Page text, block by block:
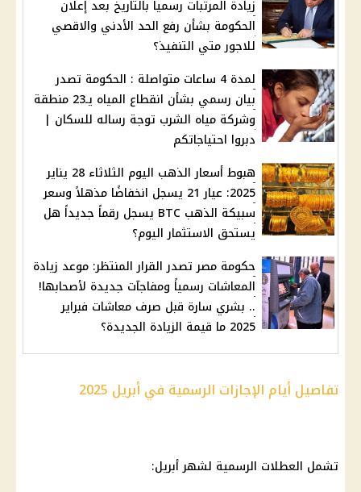
زيادة المرتبات رسمياً بالتاريخ بعد إعلان
الحكومة بشأن رفع الحد الأدني والاقصي
للاجور متي التنفيذ؟
لمدة 4 ساعات متواصلة : الحكومة تصدر
بيان رسمي بشأن انقطاع المياه يـ23 منطقة
وشركة مياه الشرب توجة رساله للسكان |
دبروا احتياجاتكم
هبوط أسعار الذهب اليوم الثلاثاء 28 يناير
2025: عيار 21 يسجل انخفاضًا مذهلاً وسعر
سبيكة الذهب BTC يسجل رقماً جديداً هل
يستحق الاستثمار اليوم؟
حكومة مصر تصدر القرار المنتظر: موعد زيادة
المعاشات رسمياً ومفاجآت جديدة لأصحابها!
.. بشري سارة قبل صرف معاشات فبراير
2025 ما قيمة الزيادة الجديدة؟
تفاصيل أيام الإجازات الرسمية في أبريل 2025
تشمل العطلات الرسمية لشهر أبريل: